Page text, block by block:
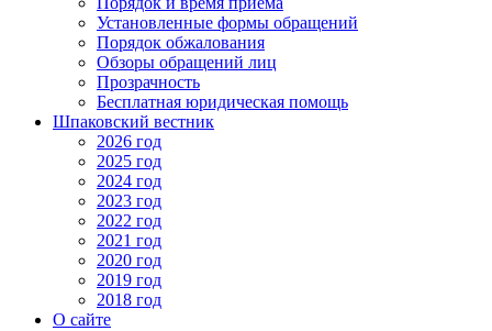
Установленные формы обращений
Порядок обжалования
Обзоры обращений лиц
Прозрачность
Бесплатная юридическая помощь
Шпаковский вестник
2026 год
2025 год
2024 год
2023 год
2022 год
2021 год
2020 год
2019 год
2018 год
О сайте